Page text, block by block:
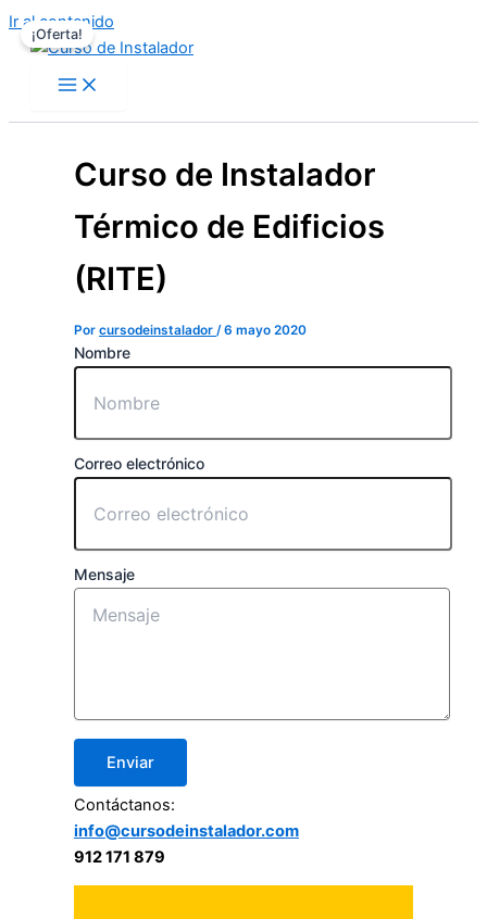
Ir al contenido
Curso de Instalador
Térmico de Edificios
(RITE)
Por cursodeinstalador /6 mayo 2020
Nombre
Correo electrónico
Mensaje
Enviar
Contáctanos:
info@cursodeinstalador.com
912 171 879
¡Oferta!